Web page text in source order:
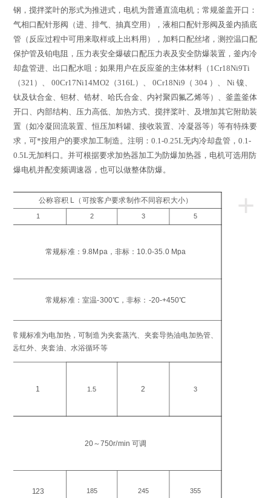
钢，搅拌桨叶的形式为推进式，电机为普通直流电机；常规釜盖开口：
气相口配针形阀（进、排气、抽真空用），液相口配针形阀及釜内插底
管（反应过程中可用来取样或上出料用），加料口配丝堵，测控温口配
保护管及铂电阻，压力表安全爆破口配压力表及安全防爆装置，釜内冷
却盘管进、出口配水咀；如果用户在反应釜的主体材料（ 1Cr18Ni9Ti
（321 ）、 00Cr17Ni14MO2 （316L ）、 0Cr18Ni9 （ 304 ）、 Ni镍、
钛及钛合金、钽材、锆材、哈氏合金、内衬聚四氟乙烯等）、釜盖釜体
开口、内部结构、压力高低、加热方式、搅拌桨叶、及增加其它附助装
置（如冷凝回流装置、恒压加料罐、接收装置、冷凝器等）等有特殊要
求，可*按用户的要求加工制造。注明：0.1-0.25L无内冷却盘管，0.1-
0.5L无加料口。并可根据要求加热器加工为防爆加热器，电机可选用防
爆电机并配变频调速器，也可以做整体防爆。
+
公称容积 L（可按客户要求制作不同容积大小）
1 2 3 5
常规标准：9.8Mpa，非标：10.0-35.0 Mpa
常规标准：室温-300℃，非标：-20-+450℃
常规标准为电加热，可制造为夹套蒸汽、夹套导热油电加热管、
远红外、夹套油、水浴循环等
1 1.5 2 3
20～750r/min 可调
123 185 245 355